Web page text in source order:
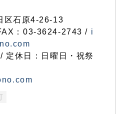
石原4-26-13
：03-3624-2743 / i
休日：日曜日・祝祭